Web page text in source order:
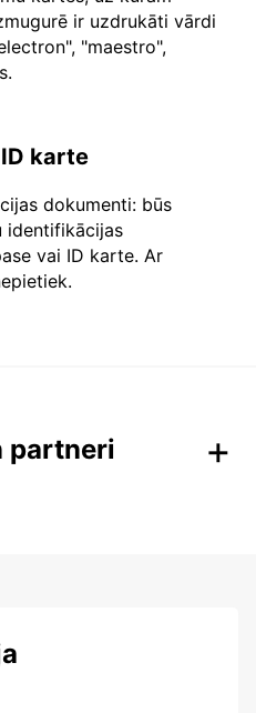
ir uzdrukāti vārdi
"maestro",
karte
dokumenti: būs
identifikācijas
vai ID karte. Ar
partneri